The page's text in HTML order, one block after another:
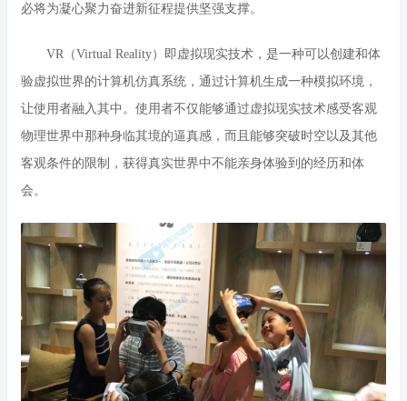
必将为凝心聚力奋进新征程提供坚强支撑。
VR（Virtual Reality）即虚拟现实技术，是一种可以创建和体
验虚拟世界的计算机仿真系统，通过计算机生成一种模拟环境，
让使用者融入其中。使用者不仅能够通过虚拟现实技术感受客观
物理世界中那种身临其境的逼真感，而且能够突破时空以及其他
客观条件的限制，获得真实世界中不能亲身体验到的经历和体
会。